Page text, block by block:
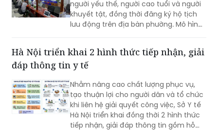
người yếu thế, người cao tuổi và người
khuyết tật, đồng thời đăng ký hộ tịch
lưu động trên địa bàn phường. Mô hình
Hà Nội triển khai 2 hình thức tiếp nhận, giải
đáp thông tin y tế
Nhằm nâng cao chất lượng phục vụ,
tạo thuận lợi cho người dân và tổ chức
khi liên hệ giải quyết công việc, Sở Y tế
Hà Nội triển khai đồng thời 2 hình thức
tiếp nhận, giải đáp thông tin gồm hỗ